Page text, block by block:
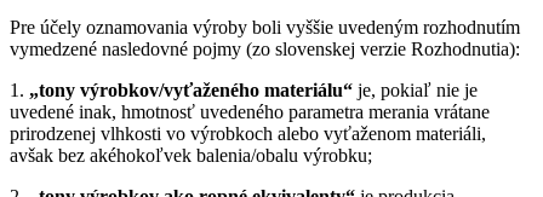
Pre účely oznamovania výroby boli vyššie uvedeným rozhodnutím
vymedzené nasledovné pojmy (zo slovenskej verzie Rozhodnutia):
1. „tony výrobkov/vyťaženého materiálu“ je, pokiaľ nie je
uvedené inak, hmotnosť uvedeného parametra merania vrátane
prirodzenej vlhkosti vo výrobkoch alebo vyťaženom materiáli,
avšak bez akéhokoľvek balenia/obalu výrobku;